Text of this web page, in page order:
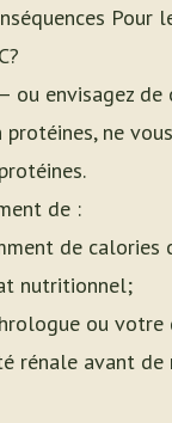
Pour
ou envisagez de
ne
de :
de calories
nutritionnel;
ou
rénale avant